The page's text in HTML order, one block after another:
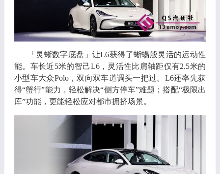
「 灵蜥数字底盘 」让L6获得了蜥蜴般灵活的运动性
能。 车长近5米的智己L6， 灵活性比肩轴距仅有2.5米的
小型车大众Polo，双向双车道调头一把过。 L6还率先获
得“蟹行”能力 ， 轻松解决“侧方停车”难题 ；搭配“极限出
库”功能， 更能轻松应对都市拥挤场景。